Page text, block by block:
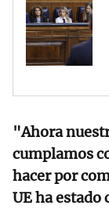
"Ahora
cumplamos
hacer por
UE ha